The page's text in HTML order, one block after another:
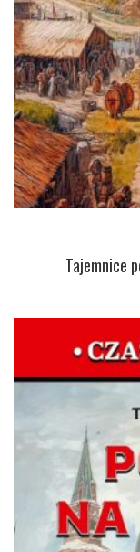
Tajemnice